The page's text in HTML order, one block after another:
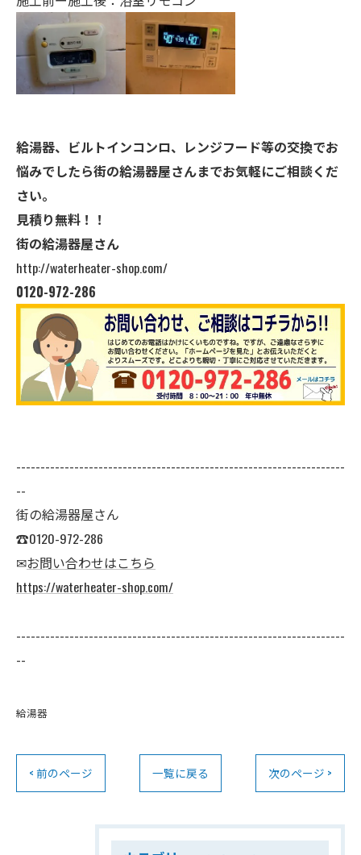
給湯器、ビルトインコンロ、レンジフード等の交換でお
悩みでしたら街の給湯器屋さんまでお気軽にご相談くだ
さい。
見積り無料！！
街の給湯器屋さん
http://waterheater-shop.com/
0120-972-286
--------------------------------------------------------------------
--
街の給湯器屋さん
☎0120-972-286
✉お問い合わせはこちら
https://waterheater-shop.com/
--------------------------------------------------------------------
--
給湯器
< 前のページ 一覧に戻る 次のページ >